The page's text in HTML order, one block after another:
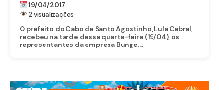
19/04/2017
2 visualizações
O prefeito do Cabo de Santo Agostinho, Lula Cabral,
recebeu na tarde dessa quarta-feira (19/04), os
representantes da empresa Bunge....